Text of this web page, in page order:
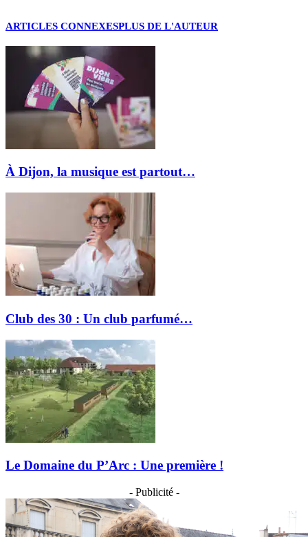
ARTICLES CONNEXESPLUS DE L'AUTEUR
À Dijon, la musique est partout…
Club des 30 : Un club parfumé…
Le Domaine du P’Arc : Une première !
- Publicité -